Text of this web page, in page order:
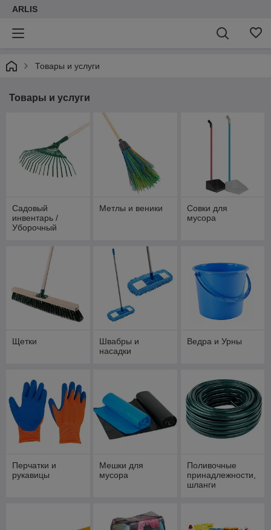
ARLIS
Товары и услуги
Товары и услуги
Садовый
инвентарь /
Уборочный
Метлы и веники
Совки для
мусора
Щетки
Швабры и
насадки
Ведра и Урны
Перчатки и
рукавицы
Мешки для
мусора
Поливочные
принадлежности,
шланги